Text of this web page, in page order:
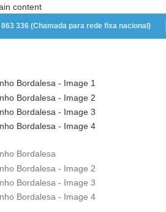
content
336 (Chamada para rede fixa nacional)